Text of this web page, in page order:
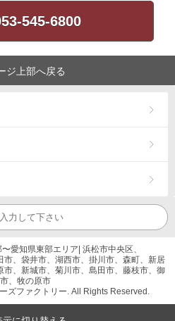
545-6800
ジ上部へ戻る
愛知県東部エリア| 浜松市中央区、
、袋井市、湖西市、掛川市、森町、新居
、新城市、菊川市、島田市、藤枝市、御
、牧の原市
ズファクトリー. All Rights Reserved.